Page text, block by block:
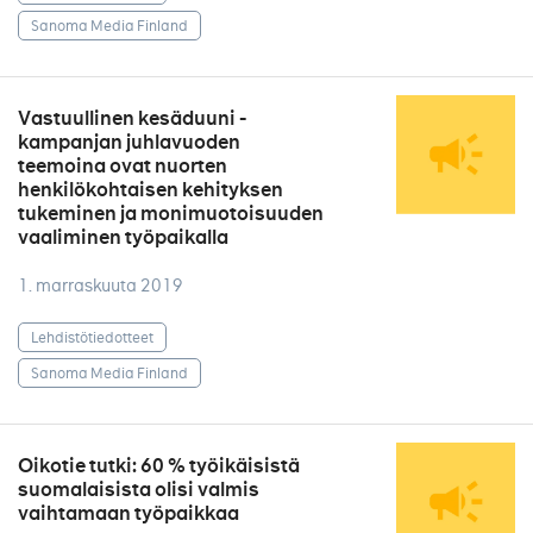
Sanoma Media Finland
Vastuullinen kesäduuni -
kampanjan juhlavuoden
teemoina ovat nuorten
henkilökohtaisen kehityksen
tukeminen ja monimuotoisuuden
vaaliminen työpaikalla
1. marraskuuta 2019
Lehdistötiedotteet
Sanoma Media Finland
Oikotie tutki: 60 % työikäisistä
suomalaisista olisi valmis
vaihtamaan työpaikkaa